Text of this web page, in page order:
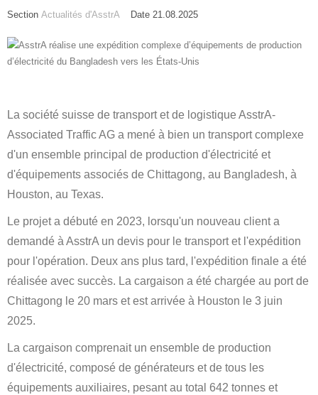
Section Actualités d'AsstrA Date 21.08.2025
La société suisse de transport et de logistique AsstrA-
Associated Traffic AG a mené à bien un transport complexe
d'un ensemble principal de production d'électricité et
d'équipements associés de Chittagong, au Bangladesh, à
Houston, au Texas.
Le projet a débuté en 2023, lorsqu'un nouveau client a
demandé à AsstrA un devis pour le transport et l'expédition
pour l'opération. Deux ans plus tard, l'expédition finale a été
réalisée avec succès. La cargaison a été chargée au port de
Chittagong le 20 mars et est arrivée à Houston le 3 juin
2025.
La cargaison comprenait un ensemble de production
d'électricité, composé de générateurs et de tous les
équipements auxiliaires, pesant au total 642 tonnes et